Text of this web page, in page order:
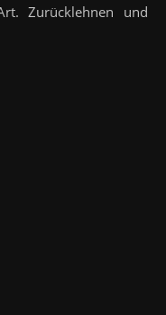
Zurücklehnen und